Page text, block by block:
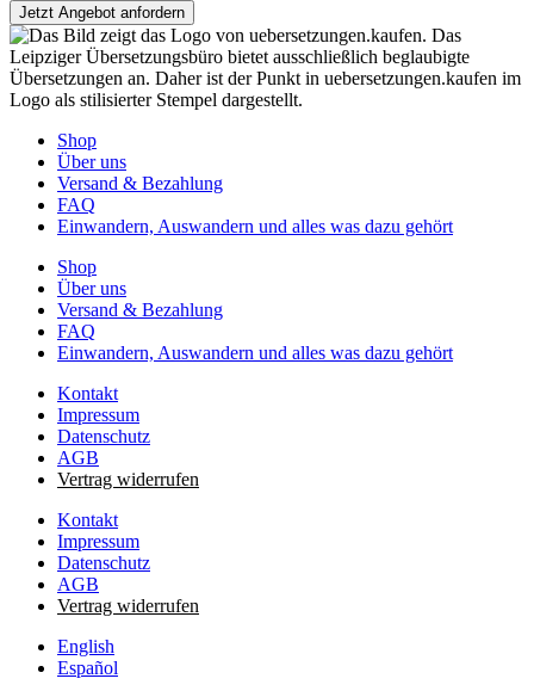
Jetzt Angebot anfordern
Shop
Über uns
Versand & Bezahlung
FAQ
Einwandern, Auswandern und alles was dazu gehört
Shop
Über uns
Versand & Bezahlung
FAQ
Einwandern, Auswandern und alles was dazu gehört
Kontakt
Impressum
Datenschutz
AGB
Vertrag widerrufen
Kontakt
Impressum
Datenschutz
AGB
Vertrag widerrufen
English
Español